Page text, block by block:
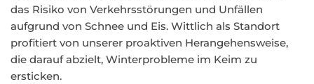
das Risiko von Verkehrsstörungen und Unfällen
aufgrund von Schnee und Eis. Wittlich als Standort
profitiert von unserer proaktiven Herangehensweise,
die darauf abzielt, Winterprobleme im Keim zu
ersticken.